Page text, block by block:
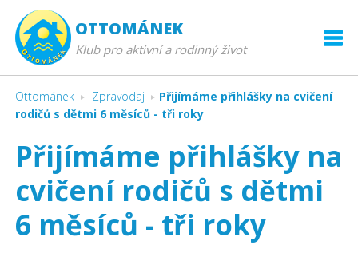
OTTOMÁNEK
Klub pro aktivní a rodinný život
Ottománek Zpravodaj
Přijímáme přihlášky na cvičení
rodičů s dětmi 6 měsíců - tři roky
Přijímáme přihlášky na
cvičení rodičů s dětmi
6 měsíců - tři roky